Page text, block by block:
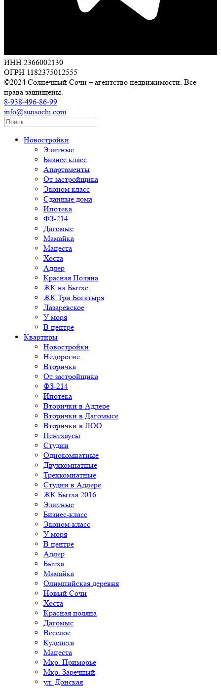
ИНН 2366002130
ОГРН 1182375012555
©2024 Солнечный Сочи – агентство недвижимости. Все
права защищены.
8-938-496-86-99
info@sunsochi.com
Новостройки
Элитные
Бизнес класс
Апартаменты
От застройщика
Эконом класс
Сданные дома
Ипотека
ФЗ-214
Дагомыс
Мамайка
Мацеста
Хоста
Адлер
Красная Поляна
ЖК на Бытхе
ЖК Три Богатыря
Лазаревское
У моря
В центре
Квартиры
Новостройки
Недорогие
Вторичка
От застройщика
ФЗ-214
Ипотека
Вторички в Адлере
Вторички в Дагомысе
Вторички в ЛОО
Пентхаусы
Студии
Однокомнатные
Двухкомнатные
Трехкомнатные
Студии в Адлере
ЖК Бытха 2016
Элитные
Бизнес-класс
Эконом-класс
У моря
В центре
Адлер
Бытха
Мамайка
Олимпийская деревня
Новый Сочи
Хоста
Красная поляна
Дагомыс
Веселое
Кудепста
Мацеста
Мкр. Приморье
Мкр. Заречный
ул. Донская